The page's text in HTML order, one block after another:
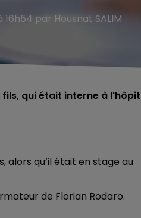
16h54 par Housnat SALIM
qui était interne à
alors qu’il était en stage au
de Florian Rodaro.